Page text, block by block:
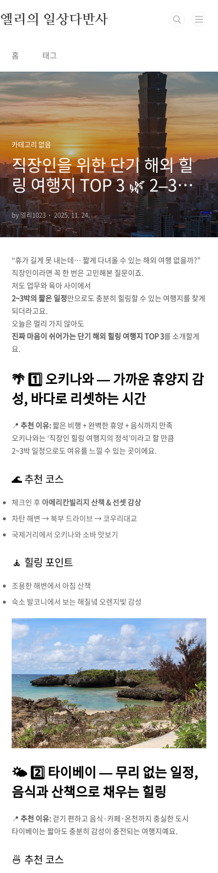
엘리의 일상다반사
홈 태그
카테고리 없음
직장인을 위한 단기 해외 힐
링 여행지 TOP 3 🌿 2–3박
으로 충분한 리프레시 코스
by 엘리1023 2025. 11. 24.
“휴가 길게 못 내는데… 짧게 다녀올 수 있는 해외 여행 없을까?”
직장인이라면 꼭 한 번은 고민해본 질문이죠.
저도 업무와 육아 사이에서
2~3박의 짧은 일정만으로도 충분히 힐링할 수 있는 여행지를 찾게
되더라고요.
오늘은 멀리 가지 않아도
진짜 마음이 쉬어가는 단기 해외 힐링 여행지 TOP 3를 소개할게
요.
🌴 1️⃣ 오키나와 — 가까운 휴양지 감
성, 바다로 리셋하는 시간
📍 추천 이유:짧은 비행 + 완벽한 휴양 + 음식까지 만족
오키나와는 ‘직장인 힐링 여행지의 정석’이라고 할 만큼
2~3박 일정으로도 여유를 느낄 수 있는 곳이에요.
🌊 추천 코스
체크인 후 아메리칸빌리지 산책 & 선셋 감상
차탄 해변 → 북부 드라이브 → 코우리대교
국제거리에서 오키나와 소바 맛보기
🧘 힐링 포인트
조용한 해변에서 아침 산책
숙소 발코니에서 보는 해질녘 오렌지빛 감성
🌤 2️⃣ 타이베이 — 무리 없는 일정,
음식과 산책으로 채우는 힐링
📍 추천 이유:걷기 편하고 음식·카페·온천까지 충실한 도시
타이베이는 짧아도 충분히 감성이 충전되는 여행지예요.
🍜 추천 코스